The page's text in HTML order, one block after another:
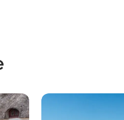
Mariager